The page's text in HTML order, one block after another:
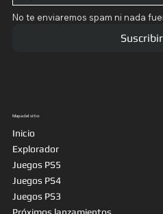
No te enviaremos spam ni nada
Mapa del sitio
Inicio
Explorador
Juegos PS5
Juegos PS4
Juegos PS3
Próximos lanzamientos